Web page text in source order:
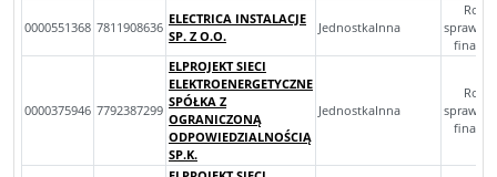
0000551368 7811908636
ELECTRICA INSTALACJE
SP. Z O.O.
JednostkaInna
0000375946 7792387299
ELPROJEKT SIECI
ELEKTROENERGETYCZNE
SPÓŁKA Z
OGRANICZONĄ
ODPOWIEDZIALNOŚCIĄ
SP.K.
JednostkaInna